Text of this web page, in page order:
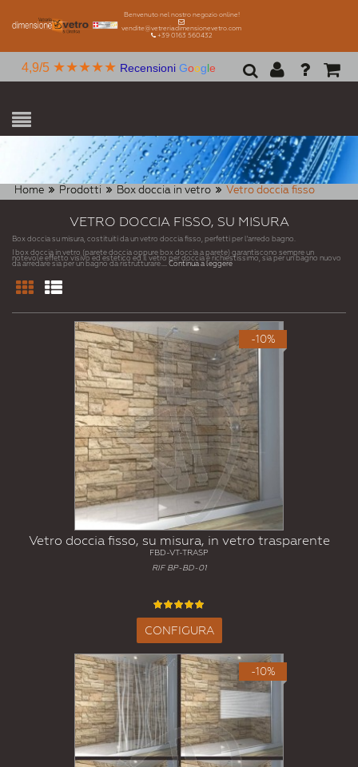
Benvenuto nel nostro negozio online!
vendite@vetreriadimensionevetro.com
+39 0163 560432
4,9/5 ★★★★★ Recensioni Google
Home Prodotti Box doccia in vetro Vetro doccia fisso
VETRO DOCCIA FISSO, SU MISURA
Box doccia su misura, costituiti da un vetro doccia fisso, perfetti per l'arredo bagno.
I box doccia in vetro (parete doccia oppure box doccia a parete) garantiscono sempre un
notevole effetto visivo ed estetico ed il vetro per doccia è richiestissimo, sia per un bagno nuovo
da arredare sia per un bagno da ristrutturare. ... Continua a leggere
-10%
Vetro doccia fisso, su misura, in vetro trasparente
FBD-VT-TRASP
RIF BP-BD-01
CONFIGURA
-10%